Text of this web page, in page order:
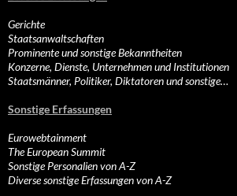
Gerichte
Staatsanwaltschaften
Prominente und sonstige Bekanntheiten
Konzerne, Dienste, Unternehmen und Institutionen
Staatsmänner, Politiker, Diktatoren und sonstige…
Sonstige Erfassungen
Eurowebtainment
The European Summit
Sonstige Personalien von A-Z
Diverse sonstige Erfassungen von A-Z